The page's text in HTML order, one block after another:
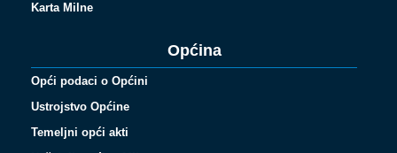
Karta Milne
Općina
Opći podaci o Općini
Ustrojstvo Općine
Temeljni opći akti